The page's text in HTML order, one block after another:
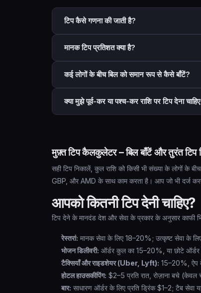
टिप कैसे गणना की जाती है?
Tip = Bill × (Tip% ÷ 100)
उदाहरण: $50 बिल 20% पर → $50 × 0.20 =
यह कैलकुलेटर टाइप करते ही सभी गणनाएँ तुरंत करता है
मानक टिप प्रतिशत क्या है?
रेस्तरां (यूएस) - 18–20% मानक है; उत्कृष्ट सेवा के
भोजन डिलीवरी- 15–20%, या बड़े या जटिल ऑर्डर के
टैक्सियाँ और राइडशेयर- 15–20%
होटल हाउसकीपिंग- $2–5 प्रति रात
कई लोगों के बीच बिल को समान रूप से कैसे बाँटें?
Per Person = (Bill + Tip) ÷ Number of
उदाहरण: $80 बिल + $16 टिप (20%) = $96 ÷
क्या मुझे पूर्व-कर या पश्च-कर राशि पर टिप देना
मुफ़्त टिप कैलकुलेटर – बिल बाँटें और तुरंत टिप
सही टिप निकालें, कुल राशि को किसी भी संख्या के लोगों
GBP, और AMD के साथ काम करता है। आप जो भी दर्ज करते
आपको कितनी टिप देनी चाहिए?
टिप देने के मानदंड देश और सेवा के प्रकार के अनुसार काफी
रेस्तरां: मानक सेवा के लिए 18–20%; उत्कृष्ट सेवा के
भोजन डिलीवरी: ऑर्डर कुल का 15–20%, या छोटे
टैक्सियाँ और राइडशेयर (Uber, Lyft): 15–20%, ऐप
होटल हाउसकीपिंग: $2–5 प्रति रात, रोज़ाना बचे
बार: साधारण ऑर्डर के लिए प्रति ड्रिंक $1–2; टैब